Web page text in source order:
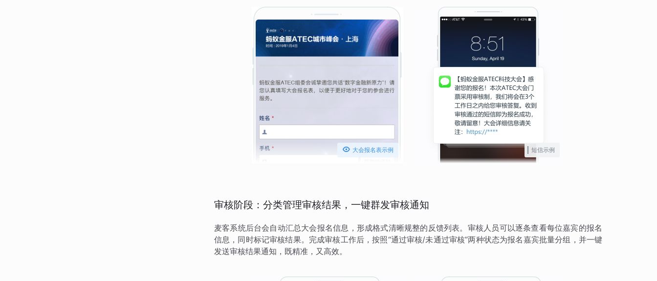
 大会报名表示例 短信示例
审核阶段：分类管理审核结果，一键群发审核通知
麦客系统后台会自动汇总大会报名信息，形成格式清晰规整的反馈列表。审核人员可以逐条查看每位嘉宾的报名
信息，同时标记审核结果。完成审核工作后，按照“通过审核/未通过审核”两种状态为报名嘉宾批量分组，并一键
发送审核结果通知，既精准，又高效。